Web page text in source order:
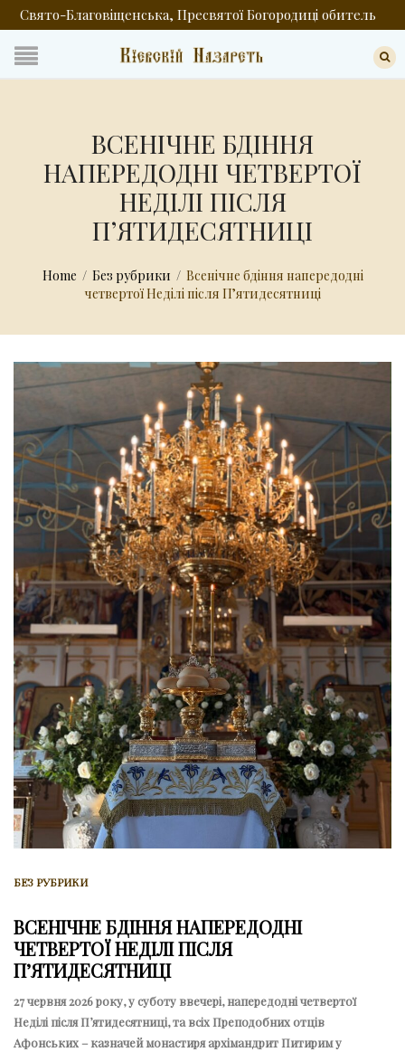
Свято-Благовіщенська, Пресвятої Богородиці обитель
ВСЕНІЧНЕ БДІННЯ
НАПЕРЕДОДНІ ЧЕТВЕРТОЇ
НЕДІЛІ ПІСЛЯ
ПʼЯТИДЕСЯТНИЦІ
Home / Без рубрики / Всенічне бдіння напередодні
четвертої Неділі після Пʼятидесятниці
БЕЗ РУБРИКИ
ВСЕНІЧНЕ БДІННЯ НАПЕРЕДОДНІ
ЧЕТВЕРТОЇ НЕДІЛІ ПІСЛЯ
ПʼЯТИДЕСЯТНИЦІ
27 червня 2026 року, у суботу ввечері, напередодні четвертої
Неділі після Пʼятидесятниці, та всіх Преподобних отців
Афонських – казначей монастиря архімандрит Питирим у